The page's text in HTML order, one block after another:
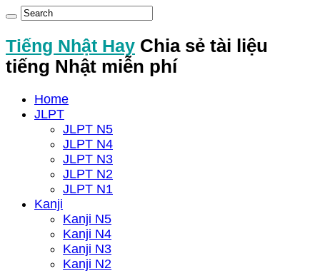
Tiếng Nhật Hay Chia sẻ tài liệu
tiếng Nhật miễn phí
Home
JLPT
JLPT N5
JLPT N4
JLPT N3
JLPT N2
JLPT N1
Kanji
Kanji N5
Kanji N4
Kanji N3
Kanji N2